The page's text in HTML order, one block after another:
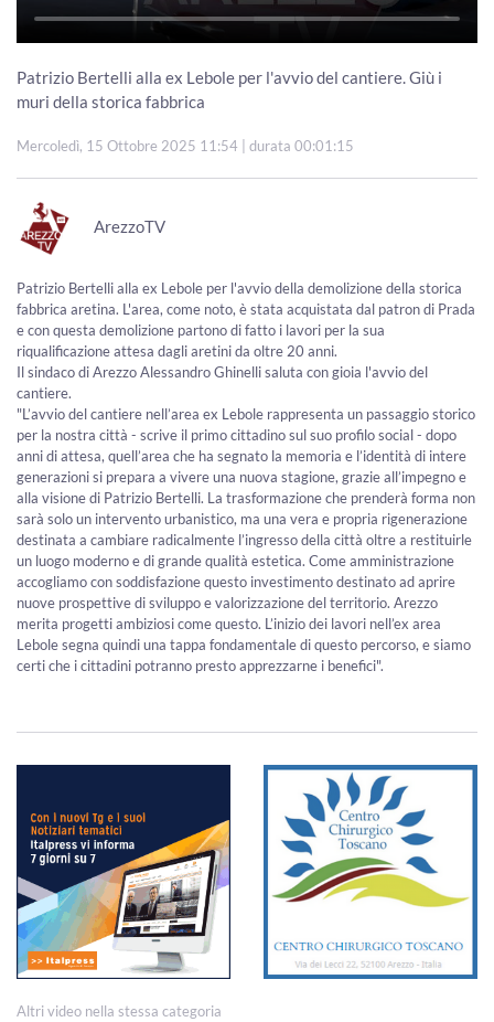
Patrizio Bertelli alla ex Lebole per l'avvio del cantiere. Giù i
muri della storica fabbrica
Mercoledì, 15 Ottobre 2025 11:54 | durata 00:01:15
ArezzoTV
Patrizio Bertelli alla ex Lebole per l'avvio della demolizione della storica
fabbrica aretina. L'area, come noto, è stata acquistata dal patron di Prada
e con questa demolizione partono di fatto i lavori per la sua
riqualificazione attesa dagli aretini da oltre 20 anni.
Il sindaco di Arezzo Alessandro Ghinelli saluta con gioia l'avvio del
cantiere.
"L’avvio del cantiere nell’area ex Lebole rappresenta un passaggio storico
per la nostra città - scrive il primo cittadino sul suo profilo social - dopo
anni di attesa, quell’area che ha segnato la memoria e l’identità di intere
generazioni si prepara a vivere una nuova stagione, grazie all’impegno e
alla visione di Patrizio Bertelli. La trasformazione che prenderà forma non
sarà solo un intervento urbanistico, ma una vera e propria rigenerazione
destinata a cambiare radicalmente l’ingresso della città oltre a restituirle
un luogo moderno e di grande qualità estetica. Come amministrazione
accogliamo con soddisfazione questo investimento destinato ad aprire
nuove prospettive di sviluppo e valorizzazione del territorio. Arezzo
merita progetti ambiziosi come questo. L’inizio dei lavori nell’ex area
Lebole segna quindi una tappa fondamentale di questo percorso, e siamo
certi che i cittadini potranno presto apprezzarne i benefici".
Altri video nella stessa categoria